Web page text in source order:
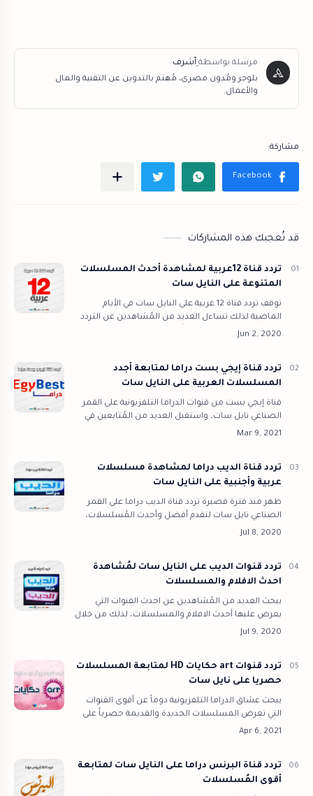
بلوجر ومُدون مصري، مُهتم بالتدوين عن التقنية والمال
والأعمال.
قد تُعجبك هذه المشاركات
تردد قناة 12عربية لمشاهدة أحدث المسلسلات
المتنوعة على النايل سات
توقف تردد قناة 12 عربية على النايل سات في الأيام
الماضية لذلك تساءل العديد من المُشاهدين عن التردد
تردد قناة إيجي بست دراما لمتابعة أجدد
المسلسلات العربية على النايل سات
قناة إيجي بست من قنوات الدراما التلفزيونية على القمر
الصناعي نايل سات، واستقبل العديد من المُتابعين في
الوطن العربي تردد قناة إيجي بست كونها من أجدد
تردد قناة الديب دراما لمشاهدة مسلسلات
عربية وأجنبية على النايل سات
ظهر منذ فترة قصيرة تردد قناة الديب دراما على القمر
الصناعي نايل سات لتقدم أفضل وأحدث المُسلسلات،
تردد قنوات الديب على النايل سات لمُشاهدة
احدث الافلام والمسلسلات
يبحث العديد من المُشاهدين عن احدث القنوات التي
يعرض عليها أحدث الافلام والمسلسلات، لذلك من خلال
موقع قنوات أونلاين سوف اقدم لك تردد قنوات الديب
تردد قنوات art حكايات HD لمتابعة المسلسلات
حصريا على نايل سات
يبحث عشاق الدراما التلفزيونية دوماً عن أقوى القنوات
التي تعرض المسلسلات الجديدة والقديمة حصرياً على
مدار 24 ساعة، ومن أشهر القنوات المتخصصة في
تردد قناة البرنس دراما على النايل سات لمتابعة
أقوى المُسلسلات